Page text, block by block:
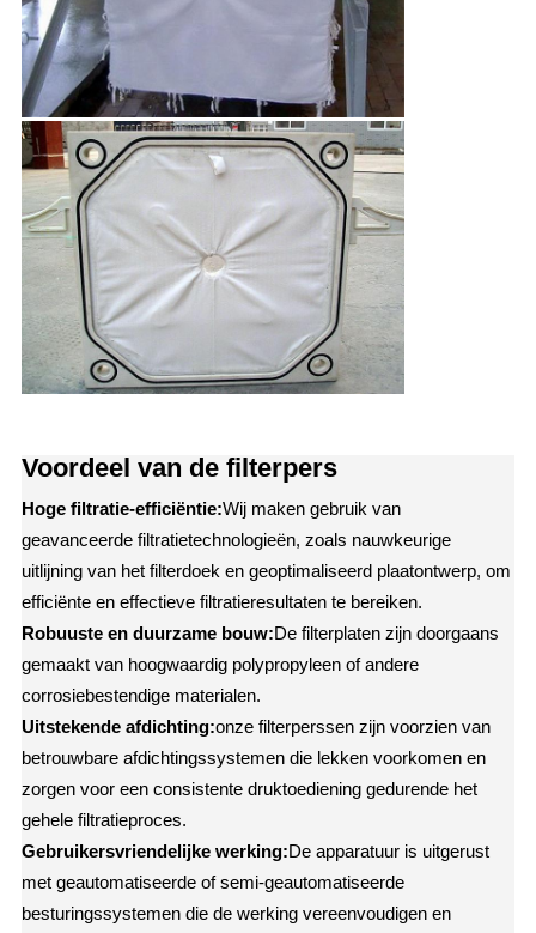
Voordeel van de filterpers
Hoge filtratie-efficiëntie:Wij maken gebruik van
geavanceerde filtratietechnologieën, zoals nauwkeurige
uitlijning van het filterdoek en geoptimaliseerd plaatontwerp, om
efficiënte en effectieve filtratieresultaten te bereiken.
Robuuste en duurzame bouw:De filterplaten zijn doorgaans
gemaakt van hoogwaardig polypropyleen of andere
corrosiebestendige materialen.
Uitstekende afdichting:onze filterperssen zijn voorzien van
betrouwbare afdichtingssystemen die lekken voorkomen en
zorgen voor een consistente druktoediening gedurende het
gehele filtratieproces.
Gebruikersvriendelijke werking:De apparatuur is uitgerust
met geautomatiseerde of semi-geautomatiseerde
besturingssystemen die de werking vereenvoudigen en